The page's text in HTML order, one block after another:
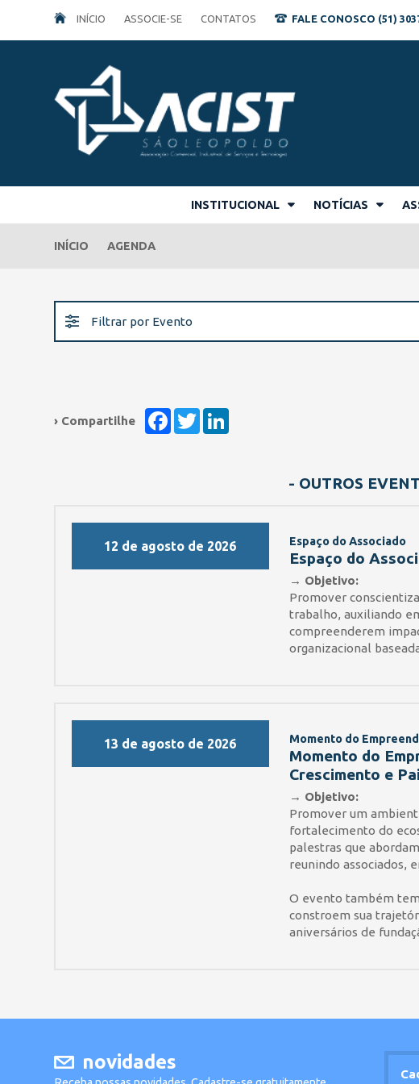
INÍCIO ASSOCIE-SE CONTATOS FALE CONOSCO (51)
INSTITUCIONAL NOTÍCIAS
INÍCIO AGENDA
› Compartilhe Facebook
Twitter
- OUTROS
12 de agosto de 2026 Espaço do Associado
Espaço do
→ Objetivo:
Promover
trabalho, auxiliando
compreenderem
organizacional
13 de agosto de 2026 Momento do
Momento do
Crescimento e
→ Objetivo:
Promover um
fortalecimento do
palestras que
reunindo associados,
O evento também
constroem sua
aniversários de
novidades